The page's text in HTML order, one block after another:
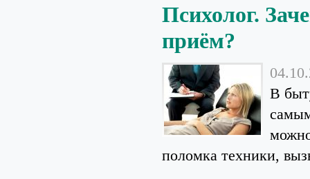
Психолог.
приём?
В
поломка техники,